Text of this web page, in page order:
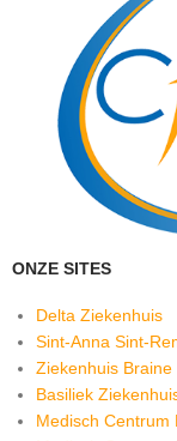
ONZE SITES
Delta Ziekenhuis
Sint-Anna Sint-
Ziekenhuis
Basiliek
Medisch Centrum